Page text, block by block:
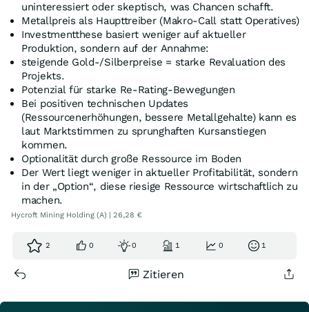
uninteressiert oder skeptisch, was Chancen schafft.
Metallpreis als Haupttreiber (Makro-Call statt Operatives)
Investmentthese basiert weniger auf aktueller
Produktion, sondern auf der Annahme:
steigende Gold-/Silberpreise = starke Revaluation des
Projekts.
Potenzial für starke Re-Rating-Bewegungen
Bei positiven technischen Updates
(Ressourcenerhöhungen, bessere Metallgehalte) kann es
laut Marktstimmen zu sprunghaften Kursanstiegen
kommen.
Optionalität durch große Ressource im Boden
Der Wert liegt weniger in aktueller Profitabilität, sondern
in der „Option“, diese riesige Ressource wirtschaftlich zu
machen.
Hycroft Mining Holding (A) | 26,28 €
2 0 0 1 0 1
Zitieren